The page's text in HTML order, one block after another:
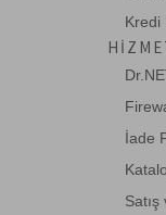
Kredi
İade